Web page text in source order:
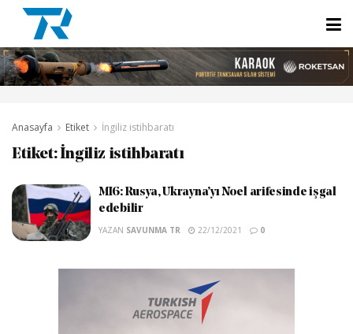
Anasayfa Etiket İngiliz istihbaratı
Etiket:İngiliz istihbaratı
MI6: Rusya, Ukrayna’yı Noel arifesinde işgal
edebilir
YAZAN SAVUNMA TR 22/12/2021 0